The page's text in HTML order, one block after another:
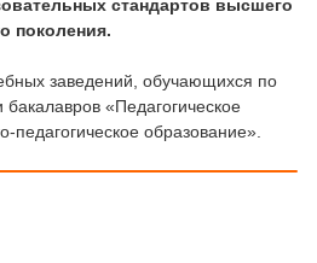
стандартов высшего
поколения.
заведений, обучающихся по
«Педагогическое
педагогическое образование».